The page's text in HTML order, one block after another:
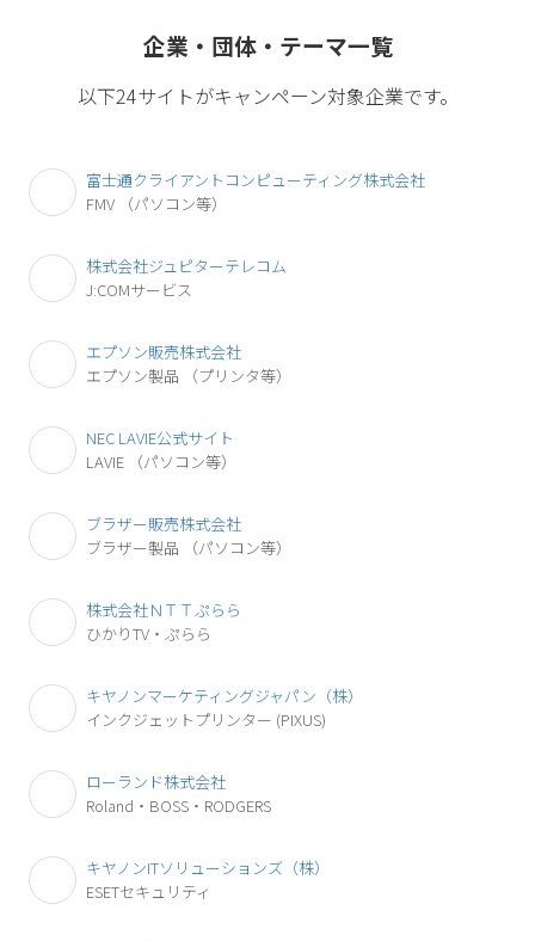
企業・団体・テーマ一覧
以下24サイトがキャンペーン対象企業です。
富士通クライアントコンピューティング株式会社
FMV （パソコン等）
株式会社ジュピターテレコム
J:COMサービス
エプソン販売株式会社
エプソン製品 （プリンタ等）
NEC LAVIE公式サイト
LAVIE （パソコン等）
ブラザー販売株式会社
ブラザー製品 （パソコン等）
株式会社ＮＴＴぷらら
ひかりTV・ぷらら
キヤノンマーケティングジャパン（株）
インクジェットプリンター (PIXUS)
ローランド株式会社
Roland・BOSS・RODGERS
キヤノンITソリューションズ（株）
ESETセキュリティ